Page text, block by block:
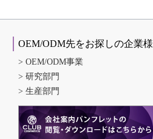
OEM/ODM先をお探しの企業様
OEM/ODM事業
研究部門
生産部門